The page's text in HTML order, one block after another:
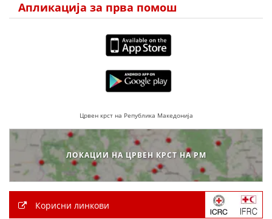
ПРИРАЧНИЦИ
СТРАТЕГИИ
ЕДУКАТИВНО ИНФОРМАТИВНИ МАТЕРИЈАЛИ
ПРЕЗЕНТАЦИИ
Апликација за прва помош
Црвен крст на Република Македонија
ЛОКАЦИИ НА ЦРВЕН КРСТ НА РМ
Корисни линкови